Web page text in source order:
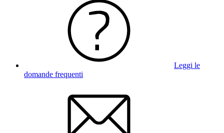
Leggi le
domande frequenti